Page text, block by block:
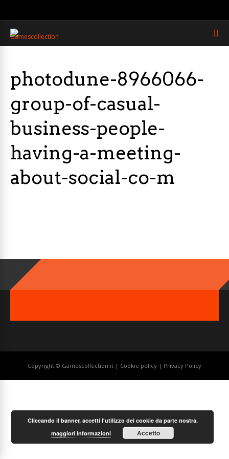
photodune-8966066-
group-of-casual-
business-people-
having-a-meeting-
about-social-co-m
Copyright © Gamescollection.it | Cookie policy | Privacy Policy
Cliccando il banner, accetti l'utilizzo dei cookie da parte nostra.
maggiori informazioni
Accetto